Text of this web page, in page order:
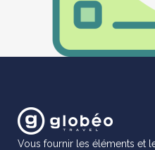
Vous fournir les éléments et